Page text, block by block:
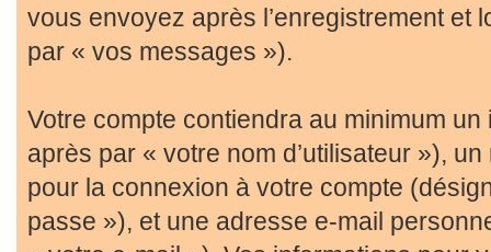
vous envoyez après l’enregistrement et
par « vos messages »).
Votre compte contiendra au minimum
après par « votre nom d’utilisateur »),
pour la connexion à votre compte
passe »), et une adresse e-mail